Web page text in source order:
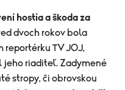
hostia a škoda za
dvoch rokov bola
reportérku TV JOJ,
jeho riaditeľ. Zadymené
stropy, či obrovskou